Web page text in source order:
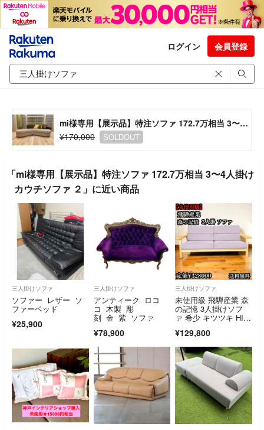
ログイン 会員登録
mi様専用【展示品】特注ソファ 172.7万相当 3〜4人掛け カウチソファ ２
¥170,000
SOLDOUT
「mi様専用【展示品】特注ソファ 172.7万相当 3〜4人掛け
カウチソファ ２」に近い商品
三人掛けソファ
ソファー レザー ソ
ファーベッド
¥25,900
三人掛けソファ
アンティーク ロコ
コ 木製 彫
刻 金 紫 ソファ
¥78,900
三人掛けソファ
未使用級 飛騨産業 森
の記憶 3人掛けソフ
ァ 希少 キツツキ HID
¥129,800